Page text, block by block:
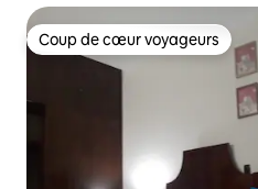
Coup de cœur voyageurs
Coup de cœur voyageurs